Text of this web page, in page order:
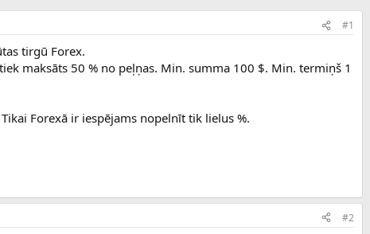
#1
tirgū Forex.
maksāts 50 % no peļņas. Min. summa 100 $. Min. termiņš 1
Forexā ir iespējams nopelnīt tik lielus %.
#2